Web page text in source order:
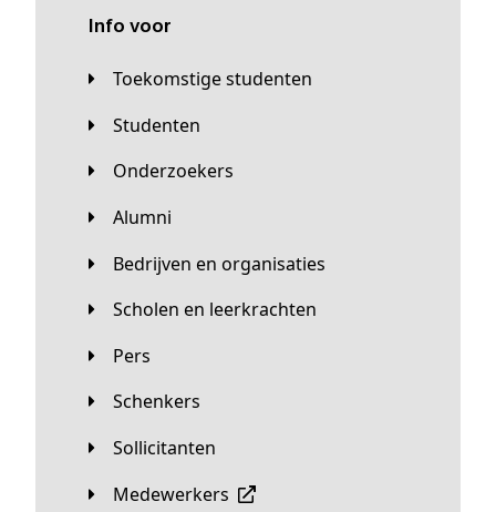
Info voor
Toekomstige studenten
Studenten
Onderzoekers
Alumni
Bedrijven en organisaties
Scholen en leerkrachten
Pers
Schenkers
Sollicitanten
Medewerkers